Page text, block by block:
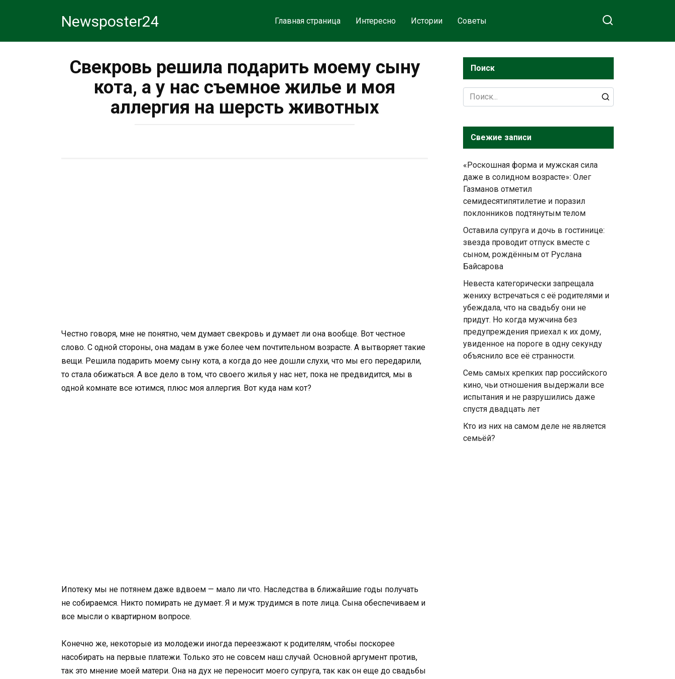
Newsposter24 Главная страница Интересно Истории Советы
Свекровь решила подарить моему сыну
кота, а у нас съемное жилье и моя
аллергия на шерсть животных
Честно говоря, мне не понятно, чем думает свекровь и думает ли она вообще. Вот честное
слово. С одной стороны, она мадам в уже более чем почтительном возрасте. А вытворяет такие
вещи. Решила подарить моему сыну кота, а когда до нее дошли слухи, что мы его передарили,
то стала обижаться. А все дело в том, что своего жилья у нас нет, пока не предвидится, мы в
одной комнате все ютимся, плюс моя аллергия. Вот куда нам кот?
Ипотеку мы не потянем даже вдвоем — мало ли что. Наследства в ближайшие годы получать
не собираемся. Никто помирать не думает. Я и муж трудимся в поте лица. Сына обеспечиваем и
все мысли о квартирном вопросе.
Конечно же, некоторые из молодежи иногда переезжают к родителям, чтобы поскорее
насобирать на первые платежи. Только это не совсем наш случай. Основной аргумент против,
так это мнение моей матери. Она на дух не переносит моего супруга, так как он еще до свадьбы
Поиск
Search
for:
Свежие записи
«Роскошная форма и мужская сила
даже в солидном возрасте»: Олег
Газманов отметил
семидесятипятилетие и поразил
поклонников подтянутым телом
Оставила супруга и дочь в гостинице:
звезда проводит отпуск вместе с
сыном, рождённым от Руслана
Байсарова
Невеста категорически запрещала
жениху встречаться с её родителями и
убеждала, что на свадьбу они не
придут. Но когда мужчина без
предупреждения приехал к их дому,
увиденное на пороге в одну секунду
объяснило все её странности.
Семь самых крепких пар российского
кино, чьи отношения выдержали все
испытания и не разрушились даже
спустя двадцать лет
Кто из них на самом деле не является
семьёй?